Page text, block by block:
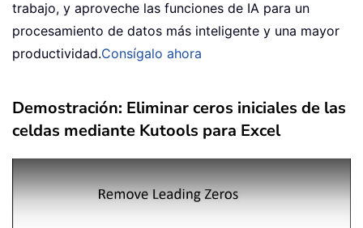
trabajo, y aproveche las funciones de IA para un
procesamiento de datos más inteligente y una mayor
productividad.Consígalo ahora
Demostración: Eliminar ceros iniciales de las
celdas mediante Kutools para Excel